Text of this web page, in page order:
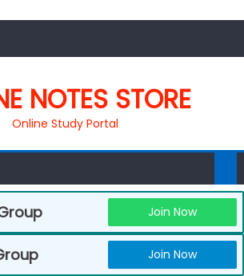
NOTES STORE
Online Study Portal
Join Now
Join Now